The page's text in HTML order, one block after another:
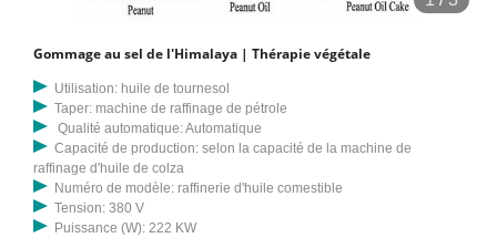
Gommage au sel de l'Himalaya | Thérapie végétale
Utilisation: huile de tournesol
Taper: machine de raffinage de pétrole
Qualité automatique: Automatique
Capacité de production: selon la capacité de la machine de
raffinage d'huile de colza
Numéro de modèle: raffinerie d'huile comestible
Tension: 380 V
Puissance (W): 222 KW